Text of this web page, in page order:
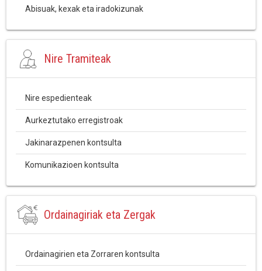
Abisuak, kexak eta iradokizunak
Nire Tramiteak
Nire espedienteak
Aurkeztutako erregistroak
Jakinarazpenen kontsulta
Komunikazioen kontsulta
Ordainagiriak eta Zergak
Ordainagirien eta Zorraren kontsulta